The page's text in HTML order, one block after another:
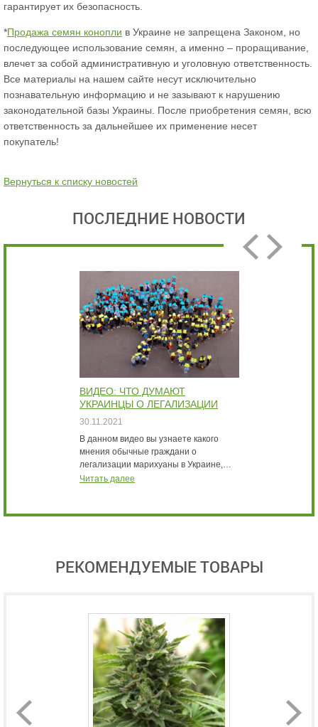
гарантирует их безопасность.
*Продажа семян конопли в Украине не запрещена Законом, но
последующее использование семян, а именно – проращивание,
влечет за собой административную и уголовную ответственность.
Все материалы на нашем сайте несут исключительно
познавательную информацию и не зазывают к нарушению
законодательной базы Украины. После приобретения семян, всю
ответственность за дальнейшее их применение несет
покупатель!
Вернуться к списку новостей
ПОСЛЕДНИЕ НОВОСТИ
ВИДЕО: ЧТО ДУМАЮТ
УКРАИНЦЫ О ЛЕГАЛИЗАЦИИ
МАРИХУАНЫ ИНТЕРВЬЮ
30.11.2021
В данном видео вы узнаете какого
мнения обычные граждани о
легализации марихуаны в Украине,…
Читать далее
РЕКОМЕНДУЕМЫЕ ТОВАРЫ